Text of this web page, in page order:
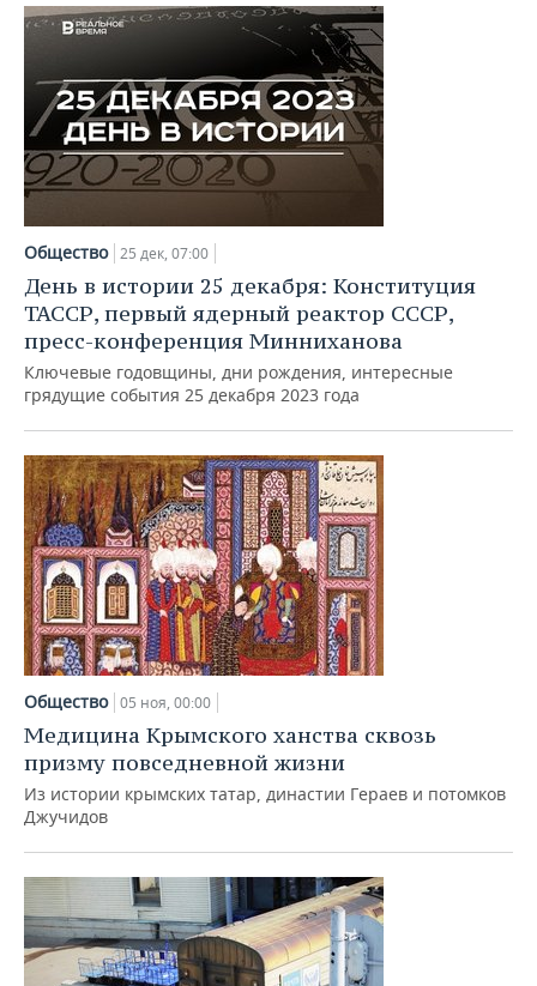
Общество 25 дек, 07:00
День в истории 25 декабря: Конституция
ТАССР, первый ядерный реактор СССР,
пресс-конференция Минниханова
Ключевые годовщины, дни рождения, интересные
грядущие события 25 декабря 2023 года
Общество 05 ноя, 00:00
Медицина Крымского ханства сквозь
призму повседневной жизни
Из истории крымских татар, династии Гераев и потомков
Джучидов